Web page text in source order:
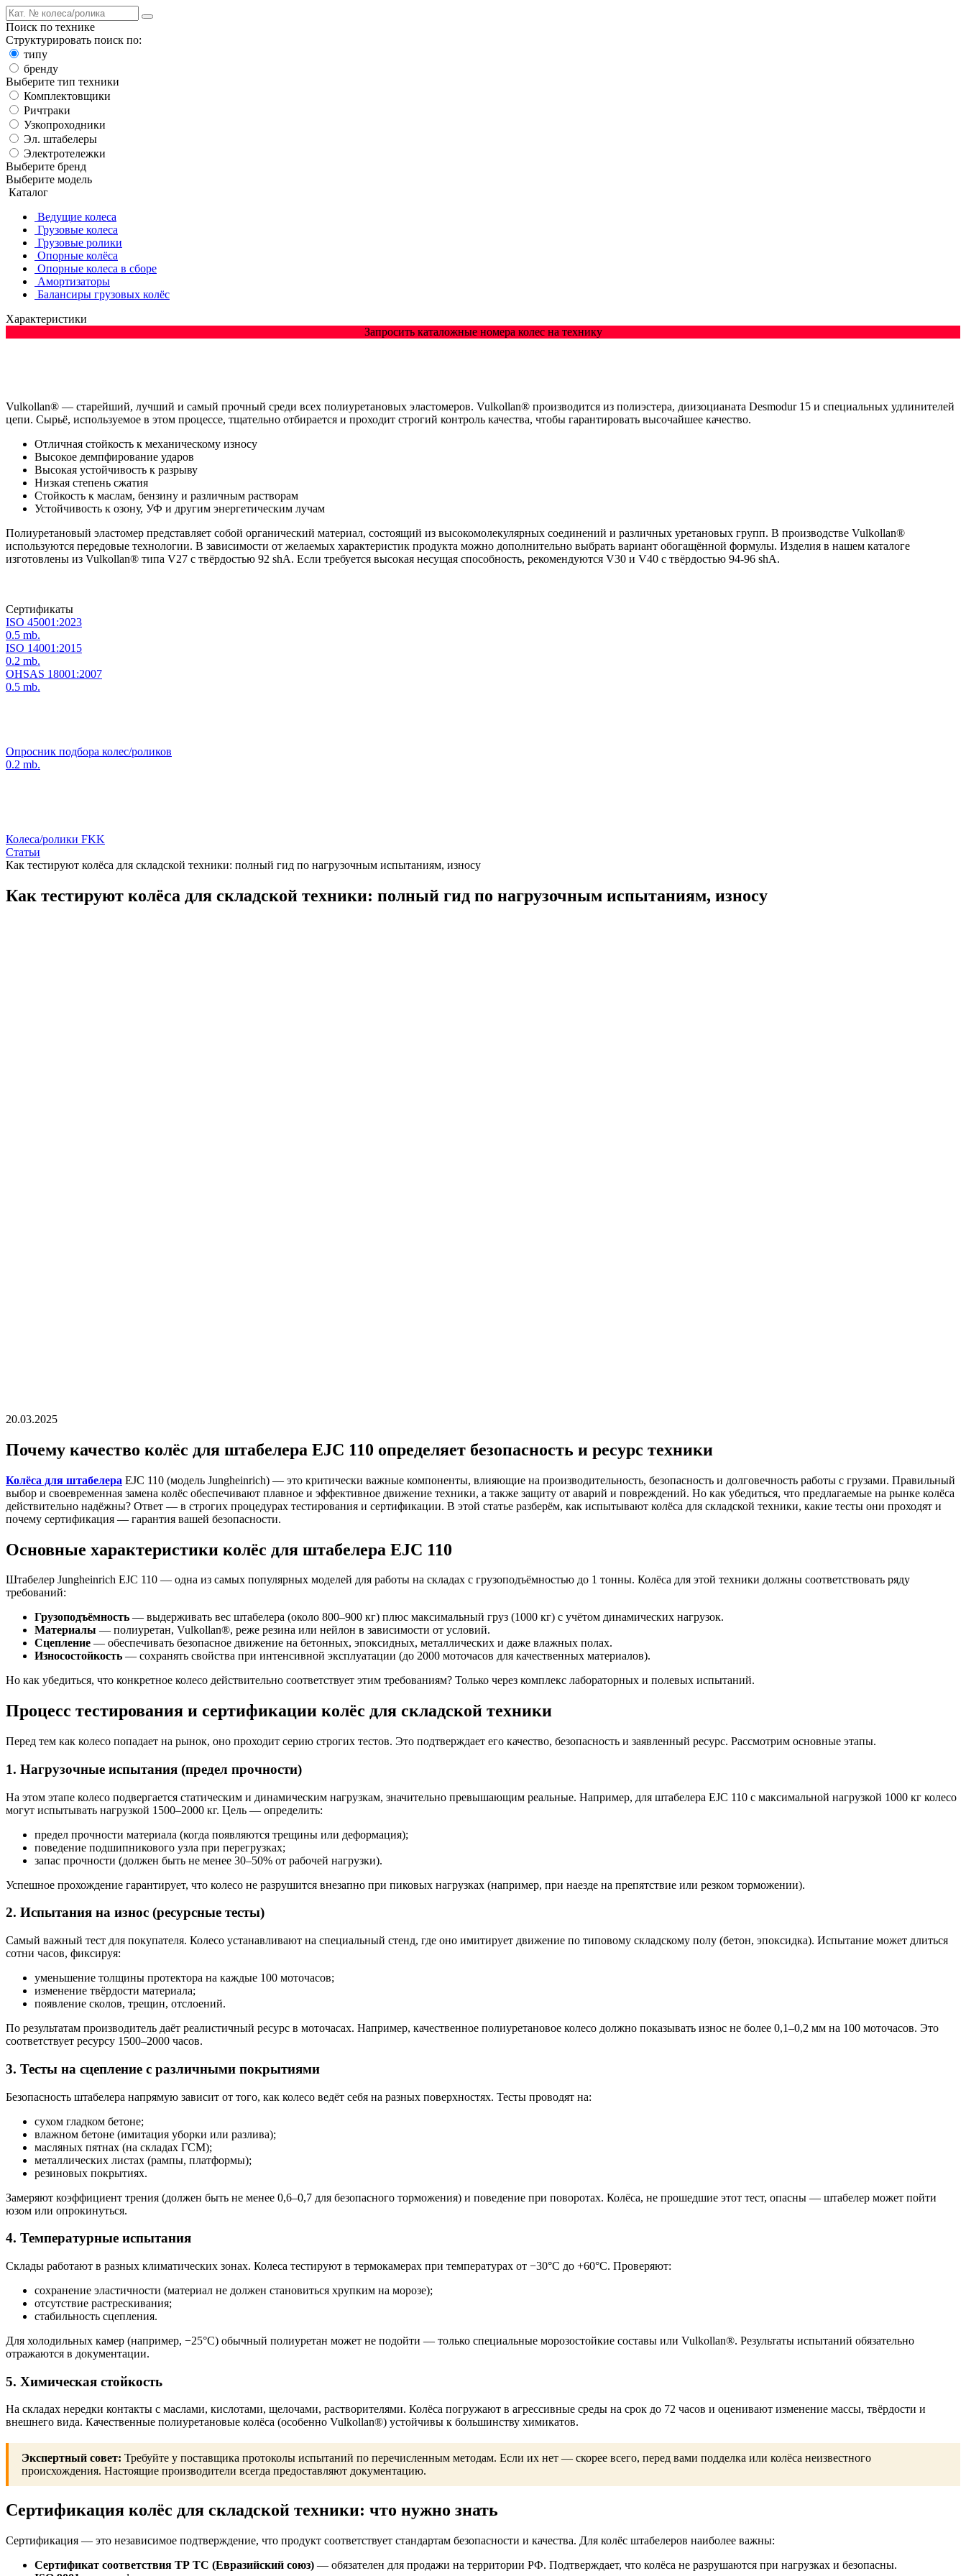
Поиск по технике
Структурировать поиск по:
типу
бренду
Выберите тип техники
Комплектовщики
Ричтраки
Узкопроходники
Эл. штабелеры
Электротележки
Выберите бренд
Выберите модель
Каталог
Ведущие колеса
Грузовые колеса
Грузовые ролики
Опорные колёса
Опорные колеса в сборе
Амортизаторы
Балансиры грузовых колёс
Характеристики
Запросить каталожные номера колес на технику
Vulkollan® — старейший, лучший и самый прочный среди всех полиуретановых эластомеров. Vulkollan® производится из полиэстера, диизоцианата Desmodur 15 и специальных удлинителей
цепи. Сырьё, используемое в этом процессе, тщательно отбирается и проходит строгий контроль качества, чтобы гарантировать высочайшее качество.
Отличная стойкость к механическому износу
Высокое демпфирование ударов
Высокая устойчивость к разрыву
Низкая степень сжатия
Стойкость к маслам, бензину и различным растворам
Устойчивость к озону, УФ и другим энергетическим лучам
Полиуретановый эластомер представляет собой органический материал, состоящий из высокомолекулярных соединений и различных уретановых групп. В производстве Vulkollan®
используются передовые технологии. В зависимости от желаемых характеристик продукта можно дополнительно выбрать вариант обогащённой формулы. Изделия в нашем каталоге
изготовлены из Vulkollan® типа V27 с твёрдостью 92 shA. Если требуется высокая несущая способность, рекомендуются V30 и V40 с твёрдостью 94-96 shA.
Сертификаты
ISO 45001:2023
0.5 mb.
ISO 14001:2015
0.2 mb.
OHSAS 18001:2007
0.5 mb.
Опросник подбора колес/роликов
0.2 mb.
Колеса/ролики FKK
Статьи
Как тестируют колёса для складской техники: полный гид по нагрузочным испытаниям, износу
Как тестируют колёса для складской техники: полный гид по нагрузочным испытаниям, износу
20.03.2025
Почему качество колёс для штабелера EJC 110 определяет безопасность и ресурс техники
Колёса для штабелера EJC 110 (модель Jungheinrich) — это критически важные компоненты, влияющие на производительность, безопасность и долговечность работы с грузами. Правильный
выбор и своевременная замена колёс обеспечивают плавное и эффективное движение техники, а также защиту от аварий и повреждений. Но как убедиться, что предлагаемые на рынке колёса
действительно надёжны? Ответ — в строгих процедурах тестирования и сертификации. В этой статье разберём, как испытывают колёса для складской техники, какие тесты они проходят и
почему сертификация — гарантия вашей безопасности.
Основные характеристики колёс для штабелера EJC 110
Штабелер Jungheinrich EJC 110 — одна из самых популярных моделей для работы на складах с грузоподъёмностью до 1 тонны. Колёса для этой техники должны соответствовать ряду
требований:
Грузоподъёмность — выдерживать вес штабелера (около 800–900 кг) плюс максимальный груз (1000 кг) с учётом динамических нагрузок.
Материалы — полиуретан, Vulkollan®, реже резина или нейлон в зависимости от условий.
Сцепление — обеспечивать безопасное движение на бетонных, эпоксидных, металлических и даже влажных полах.
Износостойкость — сохранять свойства при интенсивной эксплуатации (до 2000 моточасов для качественных материалов).
Но как убедиться, что конкретное колесо действительно соответствует этим требованиям? Только через комплекс лабораторных и полевых испытаний.
Процесс тестирования и сертификации колёс для складской техники
Перед тем как колесо попадает на рынок, оно проходит серию строгих тестов. Это подтверждает его качество, безопасность и заявленный ресурс. Рассмотрим основные этапы.
1. Нагрузочные испытания (предел прочности)
На этом этапе колесо подвергается статическим и динамическим нагрузкам, значительно превышающим реальные. Например, для штабелера EJC 110 с максимальной нагрузкой 1000 кг колесо
могут испытывать нагрузкой 1500–2000 кг. Цель — определить:
предел прочности материала (когда появляются трещины или деформация);
поведение подшипникового узла при перегрузках;
запас прочности (должен быть не менее 30–50% от рабочей нагрузки).
Успешное прохождение гарантирует, что колесо не разрушится внезапно при пиковых нагрузках (например, при наезде на препятствие или резком торможении).
2. Испытания на износ (ресурсные тесты)
Самый важный тест для покупателя. Колесо устанавливают на специальный стенд, где оно имитирует движение по типовому складскому полу (бетон, эпоксидка). Испытание может длиться
сотни часов, фиксируя:
уменьшение толщины протектора на каждые 100 моточасов;
изменение твёрдости материала;
появление сколов, трещин, отслоений.
По результатам производитель даёт реалистичный ресурс в моточасах. Например, качественное полиуретановое колесо должно показывать износ не более 0,1–0,2 мм на 100 моточасов. Это
соответствует ресурсу 1500–2000 часов.
3. Тесты на сцепление с различными покрытиями
Безопасность штабелера напрямую зависит от того, как колесо ведёт себя на разных поверхностях. Тесты проводят на:
сухом гладком бетоне;
влажном бетоне (имитация уборки или разлива);
масляных пятнах (на складах ГСМ);
металлических листах (рампы, платформы);
резиновых покрытиях.
Замеряют коэффициент трения (должен быть не менее 0,6–0,7 для безопасного торможения) и поведение при поворотах. Колёса, не прошедшие этот тест, опасны — штабелер может пойти
юзом или опрокинуться.
4. Температурные испытания
Склады работают в разных климатических зонах. Колеса тестируют в термокамерах при температурах от −30°C до +60°C. Проверяют:
сохранение эластичности (материал не должен становиться хрупким на морозе);
отсутствие растрескивания;
стабильность сцепления.
Для холодильных камер (например, −25°C) обычный полиуретан может не подойти — только специальные морозостойкие составы или Vulkollan®. Результаты испытаний обязательно
отражаются в документации.
5. Химическая стойкость
На складах нередки контакты с маслами, кислотами, щелочами, растворителями. Колёса погружают в агрессивные среды на срок до 72 часов и оценивают изменение массы, твёрдости и
внешнего вида. Качественные полиуретановые колёса (особенно Vulkollan®) устойчивы к большинству химикатов.
Экспертный совет: Требуйте у поставщика протоколы испытаний по перечисленным методам. Если их нет — скорее всего, перед вами подделка или колёса неизвестного
происхождения. Настоящие производители всегда предоставляют документацию.
Сертификация колёс для складской техники: что нужно знать
Сертификация — это независимое подтверждение, что продукт соответствует стандартам безопасности и качества. Для колёс штабелеров наиболее важны:
Сертификат соответствия ТР ТС (Евразийский союз) — обязателен для продажи на территории РФ. Подтверждает, что колёса не разрушаются при нагрузках и безопасны.